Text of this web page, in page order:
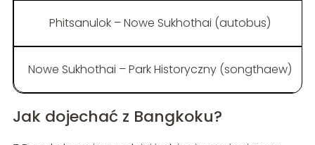
Phitsanulok – Nowe Sukhothai (autobus)
Nowe Sukhothai – Park Historyczny (songthaew)
Jak dojechać z Bangkoku?